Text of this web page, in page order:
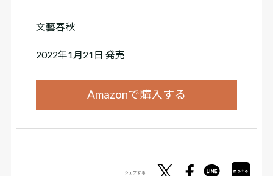
文藝春秋
2022年1月21日 発売
Amazonで購入する
シェアする